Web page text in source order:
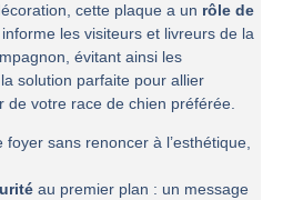
cette plaque a un rôle de
informe les visiteurs et livreurs de la
évitant ainsi les
solution parfaite pour allier
de votre race de chien préférée.
sans renoncer à l’esthétique,
au premier plan : un message